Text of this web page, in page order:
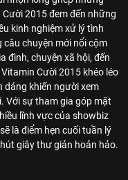
2015 đem đến những
kinh nghiệm xử lý tình
chuyện mới nổi cộm
đình, chuyện xã hội, đến
Cười 2015 khéo léo
dáng khiến người xem
Với sự tham gia góp mặt
lĩnh vực của showbiz
là điểm hẹn cuối tuần lý
giây thư giản hoản hảo.